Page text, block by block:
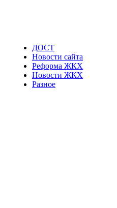
ДОСТ
Новости сайта
Реформа ЖКХ
Новости ЖКХ
Разное